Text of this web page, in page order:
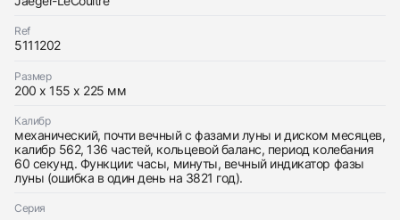
Ref
5111202
Размер
200 х 155 х 225 мм
Калибр
механический, почти вечный с фазами луны и диском месяцев,
калибр 562, 136 частей, кольцевой баланс, период колебания
60 секунд. Функции: часы, минуты, вечный индикатор фазы
луны (ошибка в один день на 3821 год).
Серия
Заказать эти часы
с вами
Jaeger-LeCoultre
$2,900
Трейд-ин часов
Оставьте ваши контактные данные и мы свяжемся
с вами
Хорошее